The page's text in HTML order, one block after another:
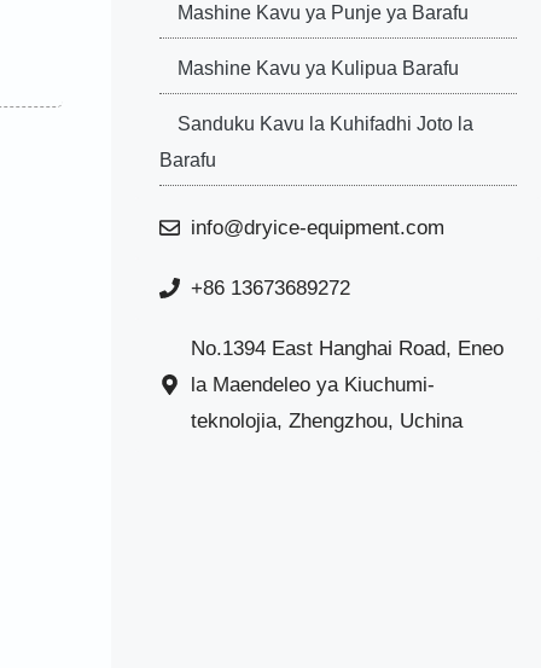
Mashine Kavu ya Punje ya Barafu
Mashine Kavu ya Kulipua Barafu
Sanduku Kavu la Kuhifadhi Joto la
Barafu
info@dryice-equipment.com
+86 13673689272
No.1394 East Hanghai Road, Eneo
la Maendeleo ya Kiuchumi-
teknolojia, Zhengzhou, Uchina